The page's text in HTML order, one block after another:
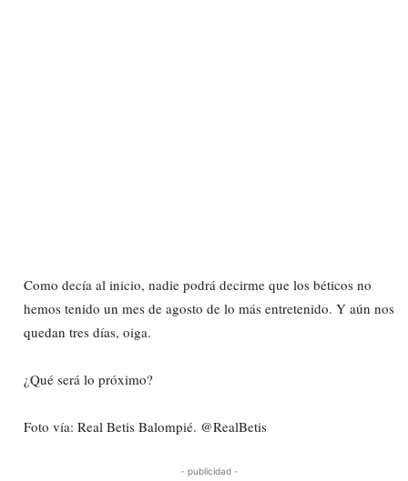
Como decía al inicio, nadie podrá decirme que los béticos no
hemos tenido un mes de agosto de lo más entretenido. Y aún nos
quedan tres días, oiga.
¿Qué será lo próximo?
Foto vía: Real Betis Balompié. @RealBetis
- publicidad -